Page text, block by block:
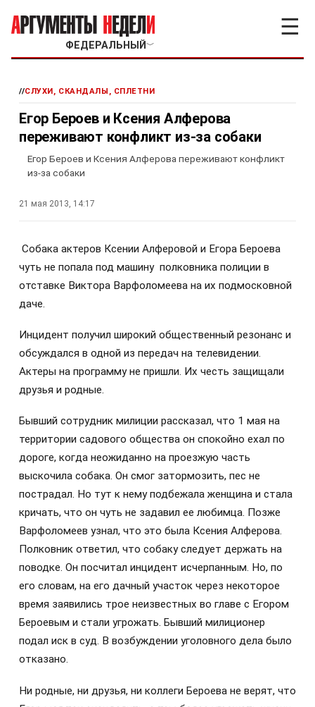
ФЕДЕРАЛЬНЫЙ ﹀
☰
//СЛУХИ, СКАНДАЛЫ, СПЛЕТНИ
Егор Бероев и Ксения Алферова
переживают конфликт из-за собаки
Егор Бероев и Ксения Алферова переживают конфликт
из-за собаки
21 мая 2013, 14:17
Собака актеров Ксении Алферовой и Егора Бероева
чуть не попала под машину полковника полиции в
отставке Виктора Варфоломеева на их подмосковной
даче.
Инцидент получил широкий общественный резонанс и
обсуждался в одной из передач на телевидении.
Актеры на программу не пришли. Их честь защищали
друзья и родные.
Бывший сотрудник милиции рассказал, что 1 мая на
территории садового общества он спокойно ехал по
дороге, когда неожиданно на проезжую часть
выскочила собака. Он смог затормозить, пес не
пострадал. Но тут к нему подбежала женщина и стала
кричать, что он чуть не задавил ее любимца. Позже
Варфоломеев узнал, что это была Ксения Алферова.
Полковник ответил, что собаку следует держать на
поводке. Он посчитал инцидент исчерпанным. Но, по
его словам, на его дачный участок через некоторое
время заявились трое неизвестных во главе с Егором
Бероевым и стали угрожать. Бывший милиционер
подал иск в суд. В возбуждении уголовного дела было
отказано.
Ни родные, ни друзья, ни коллеги Бероева не верят, что